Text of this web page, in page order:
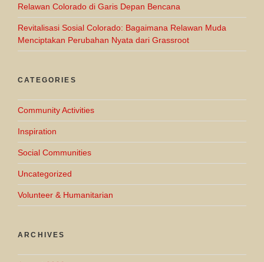
Relawan Colorado di Garis Depan Bencana
Revitalisasi Sosial Colorado: Bagaimana Relawan Muda
Menciptakan Perubahan Nyata dari Grassroot
CATEGORIES
Community Activities
Inspiration
Social Communities
Uncategorized
Volunteer & Humanitarian
ARCHIVES